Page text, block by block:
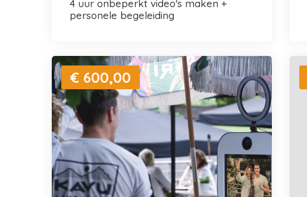
4 uur onbeperkt video's maken +
personele begeleiding
€ 600,00